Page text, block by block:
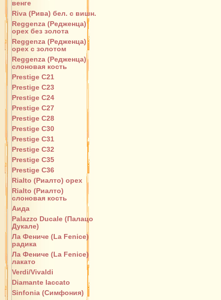
венге
Riva (Рива) бел. с вишн.
Reggenza (Редженца)
орех без золота
Reggenza (Редженца)
орех с золотом
Reggenza (Редженца)
слоновая кость
Prestige C21
Prestige C23
Prestige C24
Prestige C27
Prestige C28
Prestige C30
Prestige C31
Prestige C32
Prestige C35
Prestige C36
Rialto (Риалто) орех
Rialto (Риалто)
слоновая кость
Аида
Palazzo Ducale (Палацо
Дукале)
Ла Фениче (La Fenice)
радика
Ла Фениче (La Fenice)
лакато
Verdi/Vivaldi
Diamante laccato
Sinfonia (Симфония)